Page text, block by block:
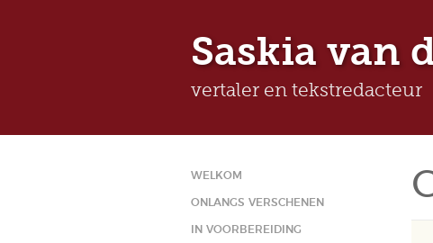
Saskia van
vertaler en tekstredacteur
WELKOM
ONLANGS VERSCHENEN
IN VOORBEREIDING